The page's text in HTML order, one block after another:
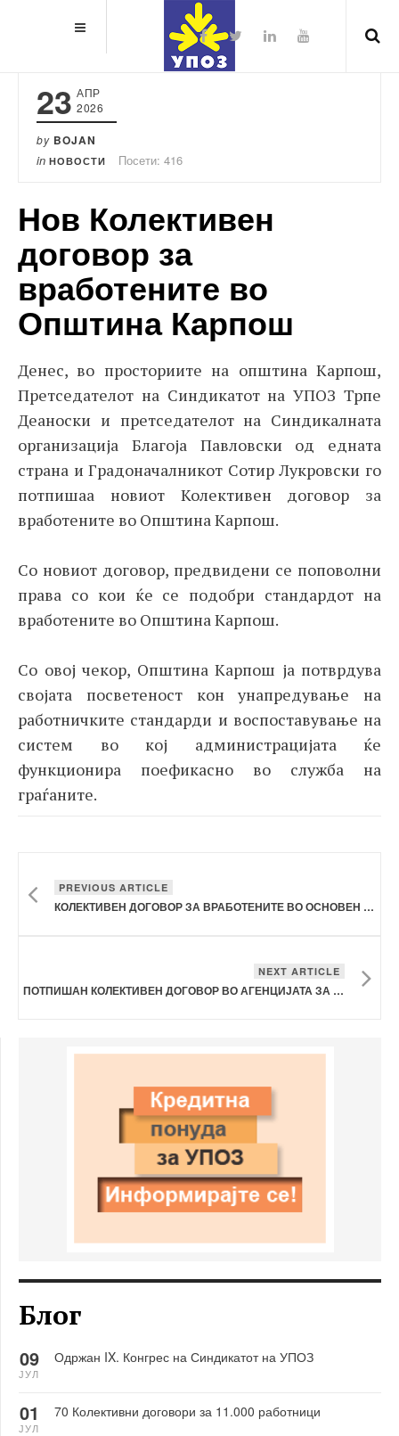
23 АПР
2026
by BOJAN
in НОВОСТИ Посети: 416
Нов Колективен
договор за
вработените во
Општина Карпош
Денес, во просториите на општина Карпош,
Претседателот на Синдикатот на УПОЗ Трпе
Деаноски и претседателот на Синдикалната
организација Благоја Павловски од едната
страна и Градоначалникот Сотир Лукровски го
потпишаа новиот Колективен договор за
вработените во Општина Карпош.
Со новиот договор, предвидени се поповолни
права со кои ќе се подобри стандардот на
вработените во Општина Карпош.
Со овој чекор, Општина Карпош ја потврдува
својата посветеност кон унапредување на
работничките стандарди и воспоставување на
систем во кој администрацијата ќе
функционира поефикасно во служба на
граѓаните.
PREVIOUS ARTICLE
КОЛЕКТИВЕН ДОГОВОР ЗА ВРАБОТЕНИТЕ ВО ОСНОВЕН СУД БИТОЛА
NEXT ARTICLE
ПОТПИШАН КОЛЕКТИВЕН ДОГОВОР ВО АГЕНЦИЈАТА ЗА ОДЗЕМЕН ИМОТ
Блог
Одржан IX. Конгрес на Синдикатот на УПОЗ
09
ЈУЛ
70 Колективни договори за 11.000 работници
01
ЈУЛ